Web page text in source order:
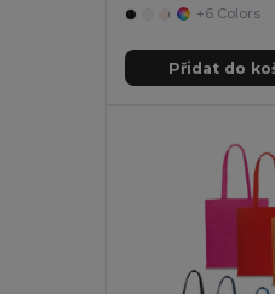
+6 Colors
Přidat do